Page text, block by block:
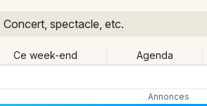
Concert, spectacle, etc.
Ce week-end Agenda
Publier un événement